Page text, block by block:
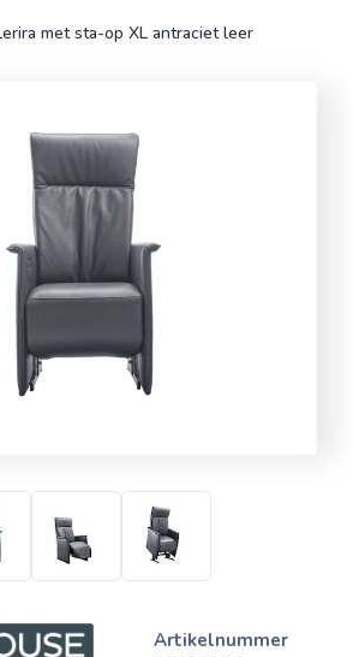
met sta-op XL antraciet leer
Artikelnummer